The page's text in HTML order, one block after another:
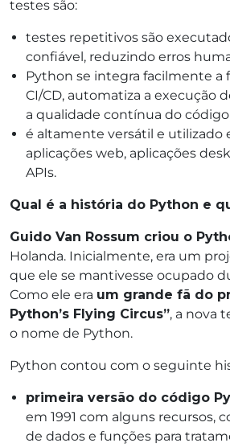
testes são:
testes repetitivos são
confiável, reduzindo erros
Python se integra facilmente a
CI/CD, automatiza a execução
a qualidade contínua do
é altamente versátil e utilizado
aplicações web, aplicações
APIs.
Qual é a história do Python e
Guido Van Rossum criou o
Holanda. Inicialmente, era um
que ele se mantivesse ocupado
Como ele era um grande fã do
Python’s Flying Circus”, a nova
o nome de Python.
Python contou com o seguinte
primeira versão do código
em 1991 com alguns recursos,
de dados e funções para